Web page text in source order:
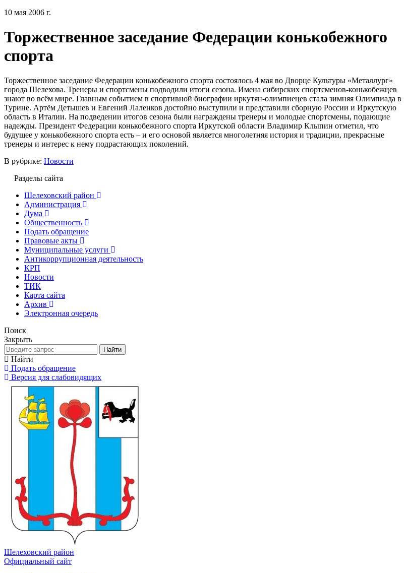
10 мая 2006 г.
Торжественное заседание Федерации конькобежного
спорта
Торжественное заседание Федерации конькобежного спорта состоялось 4 мая во Дворце Культуры «Металлург»
города Шелехова. Тренеры и спортсмены подводили итоги сезона. Имена сибирских спортсменов-конькобежцев
знают во всём мире. Главным событием в спортивной биографии иркутян-олимпиецев стала зимняя Олимпиада в
Турине. Артём Детышев и Евгений Лаленков достойно выступили и представили сборную России и Иркутскую
область в Италии. На подведении итогов сезона были награждены тренеры и молодые спортсмены, подающие
надежды. Президент Федерации конькобежного спорта Иркутской области Владимир Клыпин отметил, что
будущее у конькобежного спорта есть – и его основой является многолетняя история и традиции, прекрасные
тренеры и интерес к нему подрастающих поколений.
В рубрике: Новости
Разделы сайта
Шелеховский район
Администрация
Дума
Общественность
Подать обращение
Правовые акты
Муниципальные услуги
Антикоррупционная деятельность
КРП
Новости
ТИК
Карта сайта
Архив
Электронная очередь
Поиск
Закрыть
Найти
Найти
Подать обращение
Версия для слабовидящих
Шелеховский район
Официальный сайт